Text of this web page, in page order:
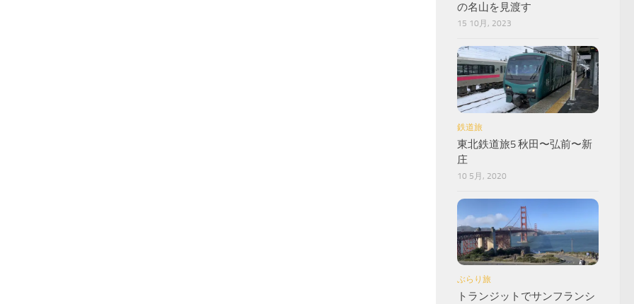
の名山を見渡す
15 10月, 2023
鉄道旅
東北鉄道旅5 秋田〜弘前〜新
庄
10 5月, 2020
ぶらり旅
トランジットでサンフランシ